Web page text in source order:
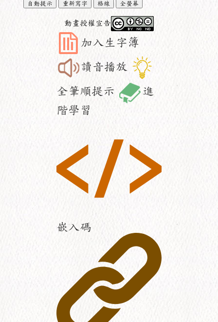
自動提示
重新寫字 格線 全螢幕
動畫授權宣告
加入生字簿
讀音播放
全筆順提示
進
階學習
嵌入碼